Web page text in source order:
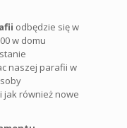
odbędzie się w
w domu
naszej parafii w
jak również nowe